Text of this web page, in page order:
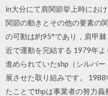
in大分にて肩関節挙上時にお
関節の動きとその他の要素の
の可動は約95°であり，肩甲
近で運動を完結する 1979年よ
進められていたshp（シルバ
展させた取り組みです。
たことでthpは事業者の努力